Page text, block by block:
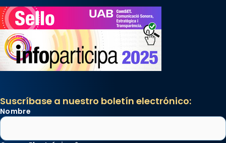
Suscríbase a nuestro boletín electrónico:
Nombre